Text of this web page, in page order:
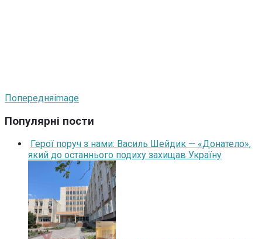
Попередняimage
Популярні пости
Герої поруч з нами: Василь Шейдик — «Донатело»,
який до останнього подиху захищав Україну